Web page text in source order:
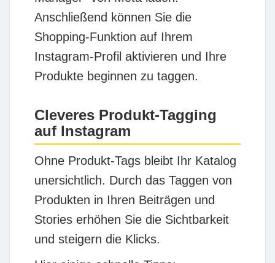
Anschließend können Sie die
Shopping-Funktion auf Ihrem
Instagram-Profil aktivieren und Ihre
Produkte beginnen zu taggen.
Cleveres Produkt-Tagging
auf Instagram
Ohne Produkt-Tags bleibt Ihr Katalog
unersichtlich. Durch das Taggen von
Produkten in Ihren Beiträgen und
Stories erhöhen Sie die Sichtbarkeit
und steigern die Klicks.